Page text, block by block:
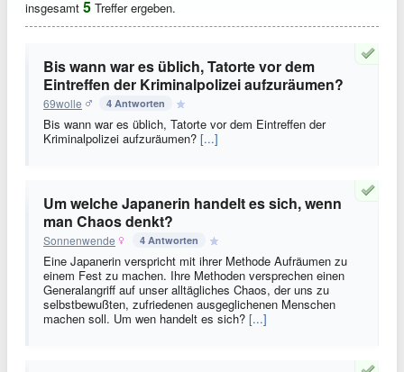
insgesamt 5 Treffer ergeben.
Bis wann war es üblich, Tatorte vor dem
Eintreffen der Kriminalpolizei aufzuräumen?
69wolle 4 Antworten
Bis wann war es üblich, Tatorte vor dem Eintreffen der
Kriminalpolizei aufzuräumen? [...]
Um welche Japanerin handelt es sich, wenn
man Chaos denkt?
Sonnenwende 4 Antworten
Eine Japanerin verspricht mit ihrer Methode Aufräumen zu
einem Fest zu machen. Ihre Methoden versprechen einen
Generalangriff auf unser alltägliches Chaos, der uns zu
selbstbewußten, zufriedenen ausgeglichenen Menschen
machen soll. Um wen handelt es sich? [...]